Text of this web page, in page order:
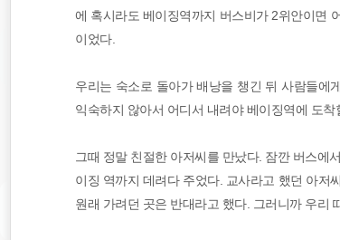
에 혹시라도 베이징역까지 버스비가 2위안이면
이었다.
우리는 숙소로 돌아가 배낭을 챙긴 뒤 사람들에
익숙하지 않아서 어디서 내려야 베이징역에 도착
그때 정말 친절한 아저씨를 만났다. 잠깐 버스에
이징 역까지 데려다 주었다. 교사라고 했던 아저
원래 가려던 곳은 반대라고 했다. 그러니까 우리